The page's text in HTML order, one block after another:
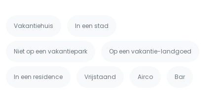
Vakantiehuis In een stad
Niet op een vakantiepark Op een vakantie-landgoed
In een residence Vrijstaand Airco Bar